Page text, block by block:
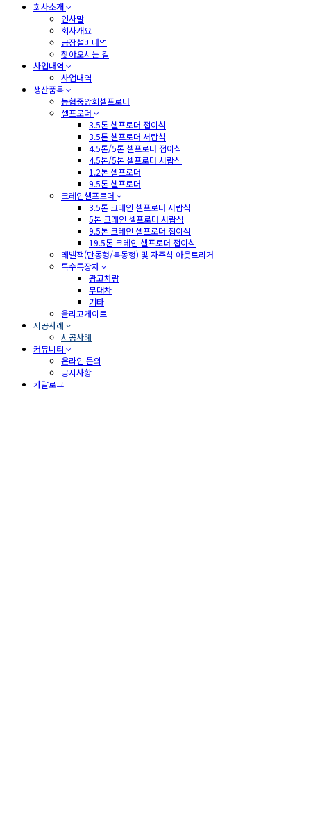
회사소개
인사말
회사개요
공장설비내역
찾아오시는 길
사업내역
사업내역
생산품목
농협중앙회셀프로더
셀프로더
3.5톤 셀프로더 접이식
3.5톤 셀프로더 서랍식
4.5톤/5톤 셀프로더 접이식
4.5톤/5톤 셀프로더 서랍식
1.2톤 셀프로더
9.5톤 셀프로더
크레인셀프로더
3.5톤 크레인 셀프로더 서랍식
5톤 크레인 셀프로더 서랍식
9.5톤 크레인 셀프로더 접이식
19.5톤 크레인 셀프로더 접이식
레밸잭(단동형/복동형) 및 자주식 아웃트리거
특수특장차
광고차량
무대차
기타
올리고게이트
시공사례
시공사례
커뮤니티
온라인 문의
공지사항
카달로그